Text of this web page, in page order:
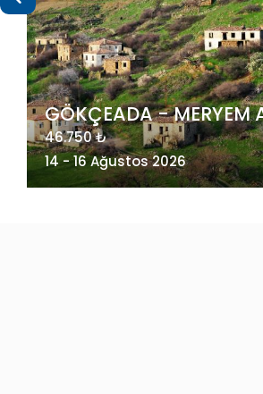
MAÇAHEL VE KUZEY
49.275 ₺
20 - 23 Ağustos 2026